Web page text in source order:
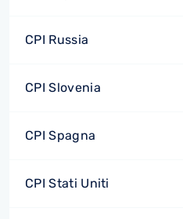
CPI Russia
CPI Slovenia
CPI Spagna
CPI Stati Uniti